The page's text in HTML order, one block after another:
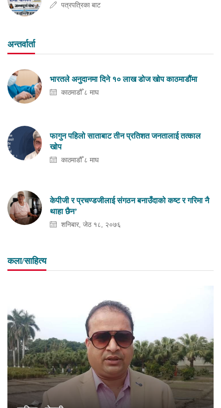
पत्रपत्रिका बाट
अन्तर्वार्ता
भारतले अनुदानमा दिने १० लाख डोज खोप काठमाडौंमा
काठमाडौँ ८ माघ
फागुन पहिलो साताबाट तीन प्रतिशत जनतालाई तत्काल
खोप
काठमाडौँ ८ माघ
केपीजी र प्रचण्डजीलाई संगठन बनाउँदाको कष्ट र गरिमा नै
थाहा छैन’
शनिबार, जेठ १८, २०७६
कला/साहित्य